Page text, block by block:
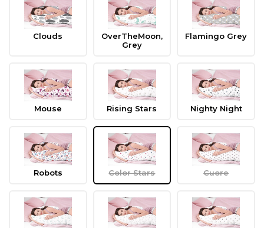
Clouds
OverTheMoon,
Grey
Flamingo Grey
Mouse Rising Stars Nighty Night
Robots Color Stars Cuore